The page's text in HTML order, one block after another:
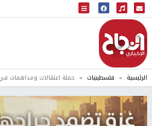
البث المباشر
إذاعة النجاح
الرئيسية فلسطينيات حملة اعتقالات ومداهمات